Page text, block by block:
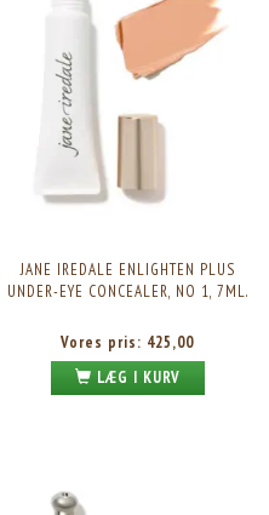
JANE IREDALE ENLIGHTEN PLUS
UNDER-EYE CONCEALER, NO 1, 7ML.
Vores pris: 425,00
LÆG I KURV